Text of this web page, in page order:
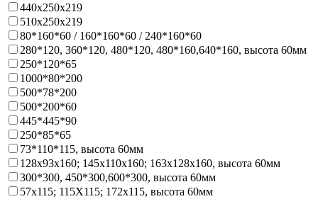
440х250х219
510х250х219
80*160*60 / 160*160*60 / 240*160*60
280*120, 360*120, 480*120, 480*160,640*160, высота 60мм
250*120*65
1000*80*200
500*78*200
500*200*60
445*445*90
250*85*65
73*110*115, высота 60мм
128х93x160; 145х110x160; 163х128x160, высота 60мм
300*300, 450*300,600*300, высота 60мм
57х115; 115Х115; 172х115, высота 60мм